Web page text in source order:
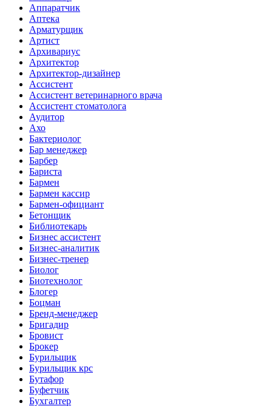
Аппаратчик
Аптека
Арматурщик
Артист
Архивариус
Архитектор
Архитектор-дизайнер
Ассистент
Ассистент ветеринарного врача
Ассистент стоматолога
Аудитор
Ахо
Бактериолог
Бар менеджер
Барбер
Бариста
Бармен
Бармен кассир
Бармен-официант
Бетонщик
Библиотекарь
Бизнес ассистент
Бизнес-аналитик
Бизнес-тренер
Биолог
Биотехнолог
Блогер
Боцман
Бренд-менеджер
Бригадир
Бровист
Брокер
Бурильщик
Бурильщик крс
Бутафор
Буфетчик
Бухгалтер